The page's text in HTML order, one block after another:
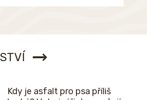
Kdy je asfalt pro psa příliš